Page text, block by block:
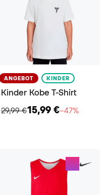
ANGEBOT KINDER
Kinder Kobe T-Shirt
29,99 €15,99 €−47%